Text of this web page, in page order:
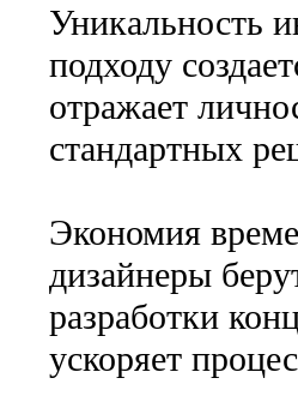
Уникальность
подходу
отражает
стандартных
Экономия
дизайнеры
разработки
ускоряет